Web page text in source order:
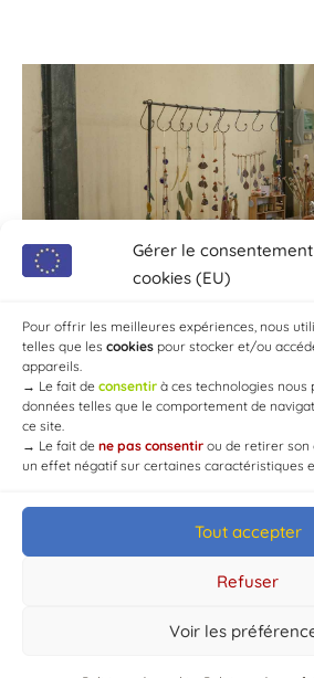
Gérer le
cookies (EU)
Pour offrir les meilleures expériences, nous
telles que les cookies pour stocker et/ou
appareils.
→ Le fait de consentir à ces technologies
données telles que le comportement de
ce site.
→ Le fait de ne pas consentir ou de retirer son
un effet négatif sur certaines caractéristiques
Tout accepter
Refuser
Voir les
© Mairie de Chaource [2004-2024] |
Developed byWEB3-